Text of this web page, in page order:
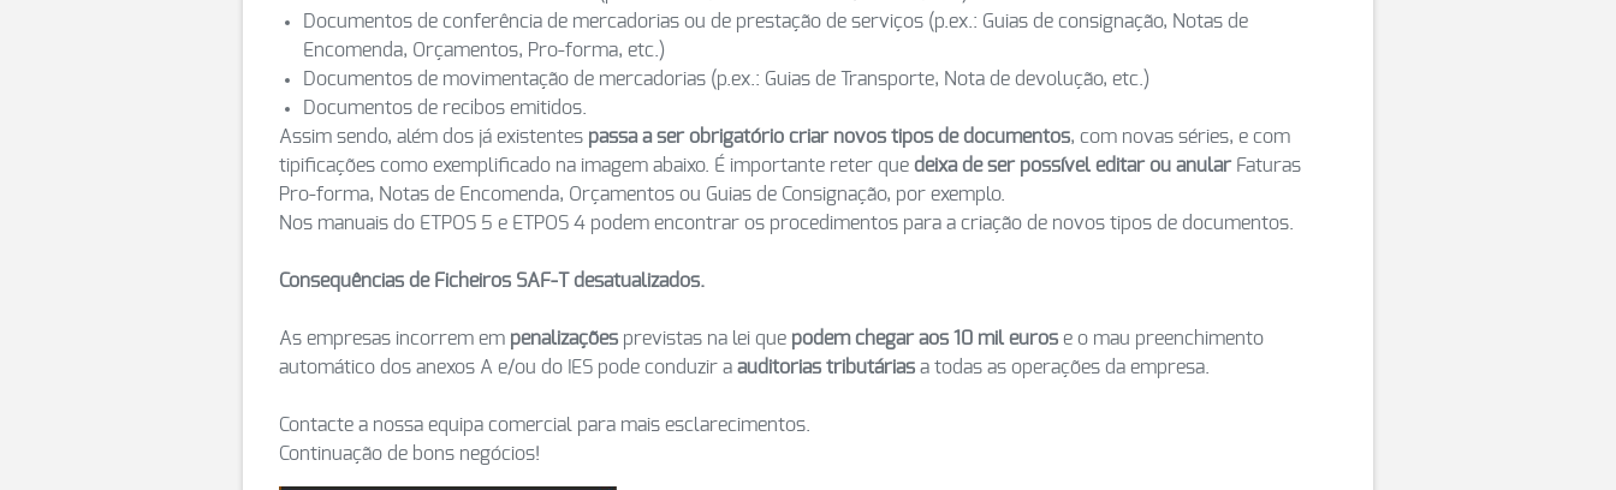
Documentos de conferência de mercadorias ou de prestação de serviços (p.ex.: Guias de consignação, Notas de
Encomenda, Orçamentos, Pro-forma, etc.)
Documentos de movimentação de mercadorias (p.ex.: Guias de Transporte, Nota de devolução, etc.)
Documentos de recibos emitidos.
Assim sendo, além dos já existentes passa a ser obrigatório criar novos tipos de documentos, com novas séries, e com
tipificações como exemplificado na imagem abaixo. É importante reter que deixa de ser possível editar ou anularFaturas
Pro-forma, Notas de Encomenda, Orçamentos ou Guias de Consignação, por exemplo.
Nos manuais do ETPOS 5 e ETPOS 4 podem encontrar os procedimentos para a criação de novos tipos de documentos.
Consequências de Ficheiros SAF-T desatualizados.
As empresas incorrem em penalizações previstas na lei que podem chegar aos 10 mil euros e o mau preenchimento
automático dos anexos A e/ou do IES pode conduzir a auditorias tributárias a todas as operações da empresa.
Contacte a nossa equipa comercial para mais esclarecimentos.
Continuação de bons negócios!